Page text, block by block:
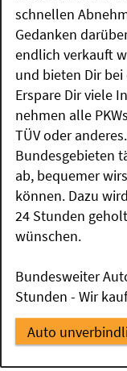
schnellen
Gedanken
endlich verkauft
und bieten Dir
Erspare Dir viele
nehmen alle
TÜV oder
Bundesgebieten
ab, bequemer
können. Dazu
24 Stunden
wünschen.
Bundesweiter
Stunden - Wir
Auto